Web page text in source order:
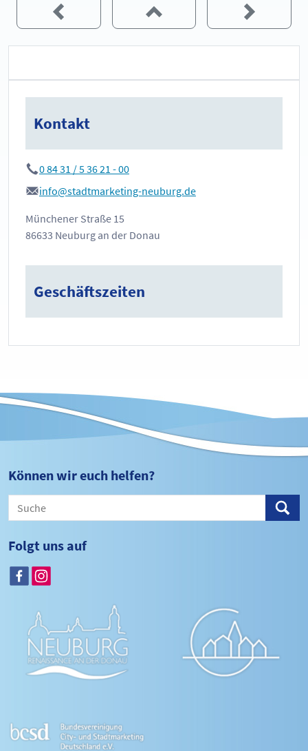
Kontakt
0 84 31 / 5 36 21 - 00
info@stadtmarketing-neuburg.de
Münchener Straße 15
86633 Neuburg an der Donau
Geschäftszeiten
Können wir euch helfen?
Folgt uns auf